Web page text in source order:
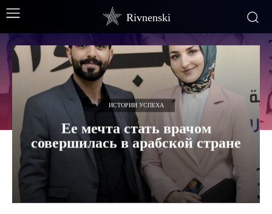
Rivnenski
ИСТОРИИ УСПЕХА
Ее мечта стать врачом
совершилась в арабской стране